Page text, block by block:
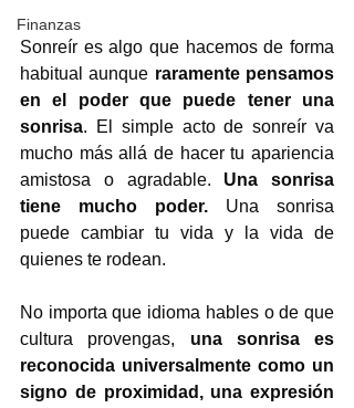
Finanzas
Sonreír es algo que hacemos de forma
habitual aunque raramente pensamos
en el poder que puede tener una
sonrisa. El simple acto de sonreír va
mucho más allá de hacer tu apariencia
amistosa o agradable. Una sonrisa
tiene mucho poder. Una sonrisa
puede cambiar tu vida y la vida de
quienes te rodean.
No importa que idioma hables o de que
cultura provengas, una sonrisa es
reconocida universalmente como un
signo de proximidad, una expresión